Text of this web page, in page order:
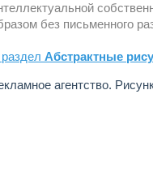
без письменного
Абстрактные
агентство.